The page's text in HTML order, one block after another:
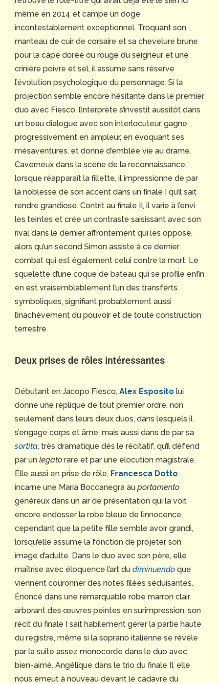
même en 2014 et campe un doge
incontestablement exceptionnel. Troquant son
manteau de cuir de corsaire et sa chevelure brune
pour la cape dorée ou rouge du seigneur et une
crinière poivre et sel, il assume sans réserve
l’évolution psychologique du personnage. Si la
projection semble encore hésitante dans le premier
duo avec Fiesco, l’interprète s’investit aussitôt dans
un beau dialogue avec son interlocuteur, gagne
progressivement en ampleur, en évoquant ses
mésaventures, et donne d’emblée vie au drame.
Caverneux dans la scène de la reconnaissance,
lorsque réapparaît la fillette, il impressionne de par
la noblesse de son accent dans un finale I qu’il sait
rendre grandiose. Contrit au finale II, il varie à l’envi
les teintes et crée un contraste saisissant avec son
rival dans le dernier affrontement qui les oppose,
alors qu’un second Simon assiste à ce dernier
combat qui est également celui contre la mort. Le
squelette d’une coque de bateau qui se profile enfin
en est vraisemblablement l’un des transferts
symboliques, signifiant probablement aussi
l’inachèvement du pouvoir et de toute construction
terrestre.
Deux prises de rôles intéressantes
Débutant en Jacopo Fiesco, Alex Esposito lui
donne une réplique de tout premier ordre, non
seulement dans leurs deux duos, dans lesquels il
s’engage corps et âme, mais aussi dans de par sa
sortita, très dramatique dès le récitatif, qu’il défend
par un legato rare et par une élocution magistrale.
Elle aussi en prise de rôle, Francesca Dotto
incarne une Maria Boccanegra au portamento
généreux dans un air de présentation qui la voit
encore endosser la robe bleue de l’innocence,
cependant que la petite fille semble avoir grandi,
lorsqu’elle assume la fonction de projeter son
image d’adulte. Dans le duo avec son père, elle
maîtrise avec éloquence l’art du diminuendo que
viennent couronner des notes filées séduisantes.
Énoncé dans une remarquable robe marron clair
arborant des œuvres peintes en surimpression, son
récit du finale I sait habilement gérer la partie haute
du registre, même si la soprano italienne se révèle
par la suite assez monocorde dans le duo avec
bien-aimé. Angélique dans le trio du finale II, elle
nous émeut à nouveau devant le cadavre du